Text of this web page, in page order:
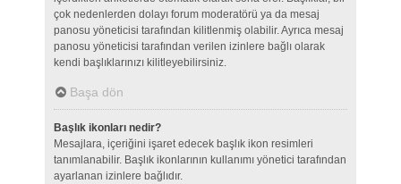
çok nedenlerden dolayı forum moderatörü ya da mesaj
panosu yöneticisi tarafından kilitlenmiş olabilir. Ayrıca mesaj
panosu yöneticisi tarafından verilen izinlere bağlı olarak
kendi başlıklarınızı kilitleyebilirsiniz.
Başa dön
Başlık ikonları nedir?
Mesajlara, içeriğini işaret edecek başlık ikon resimleri
tanımlanabilir. Başlık ikonlarının kullanımı yönetici tarafından
ayarlanan izinlere bağlıdır.